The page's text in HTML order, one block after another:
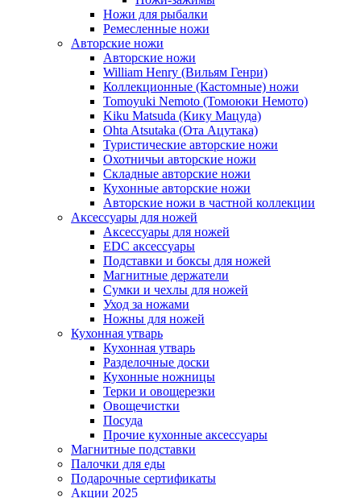
Ножи для рыбалки
Ремесленные ножи
Авторские ножи
Авторские ножи
William Henry (Вильям Генри)
Коллекционные (Кастомные) ножи
Tomoyuki Nemoto (Томоюки Немото)
Kiku Matsuda (Кику Мацуда)
Ohta Atsutaka (Ота Ацутака)
Туристические авторские ножи
Охотничьи авторские ножи
Складные авторские ножи
Кухонные авторские ножи
Авторские ножи в частной коллекции
Аксессуары для ножей
Аксессуары для ножей
EDC аксессуары
Подставки и боксы для ножей
Магнитные держатели
Сумки и чехлы для ножей
Уход за ножами
Ножны для ножей
Кухонная утварь
Кухонная утварь
Разделочные доски
Кухонные ножницы
Терки и овощерезки
Овощечистки
Посуда
Прочие кухонные аксессуары
Магнитные подставки
Палочки для еды
Подарочные сертификаты
Акции 2025